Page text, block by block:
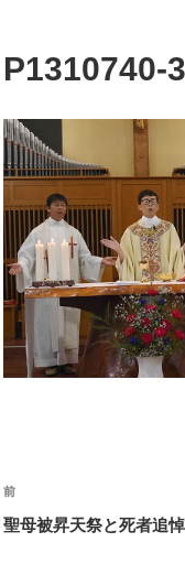
P1310740-3
投
稿
前
の
前
聖母被昇天祭と死者追悼